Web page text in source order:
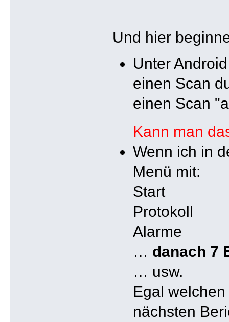
Und hier
Unter
einen Scan
einen Scan
Kann man
Wenn ich in
Menü mit:
Start
Protokoll
Alarme
… danach 7
… usw.
Egal
nächsten